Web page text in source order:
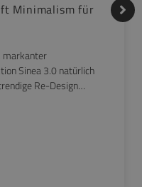
Minimalism für
markanter
Sinea 3.0 natürlich
Re-Design…